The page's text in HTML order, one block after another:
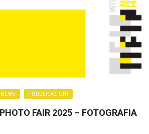
NEWS PUBBLICAZIONI
FAIR 2025 – FOTOGRAFIA